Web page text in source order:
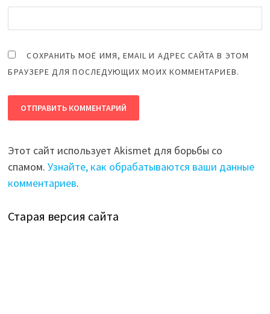
СОХРАНИТЬ МОЁ ИМЯ, EMAIL И АДРЕС САЙТА В ЭТОМ
БРАУЗЕРЕ ДЛЯ ПОСЛЕДУЮЩИХ МОИХ КОММЕНТАРИЕВ.
Этот сайт использует Akismet для борьбы со
спамом.Узнайте, как обрабатываются ваши данные
комментариев.
Старая версия сайта